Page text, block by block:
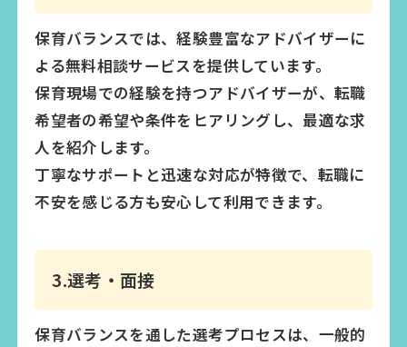
保育バランスでは、経験豊富なアドバイザーに
よる無料相談サービスを提供しています。
保育現場での経験を持つアドバイザーが、転職
希望者の希望や条件をヒアリングし、最適な求
人を紹介します。
丁寧なサポートと迅速な対応が特徴で、転職に
不安を感じる方も安心して利用できます。
3.選考・面接
保育バランスを通した選考プロセスは、一般的